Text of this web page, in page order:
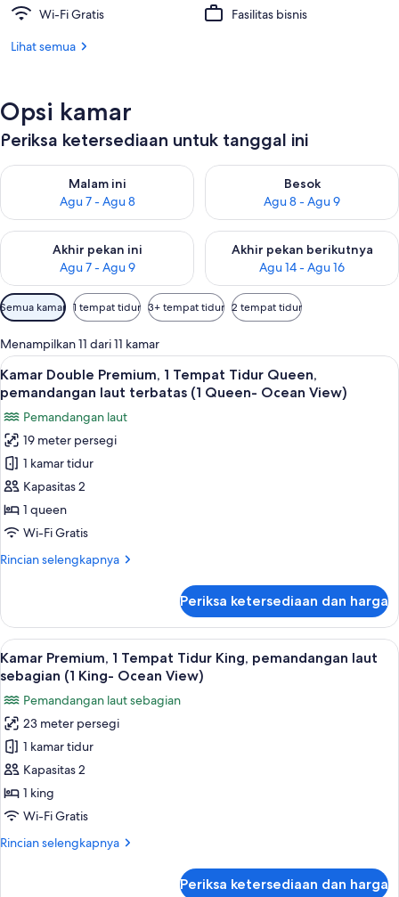
Eksterior
Wi-Fi Gratis
Fasilitas bisnis
Lihat semua
Opsi kamar
Periksa ketersediaan untuk tanggal ini
Malam ini
Agu 7 - Agu 8
Periksa ketersediaan untuk malam ini Agu 7 - Agu 8
Besok
Agu 8 - Agu 9
Periksa ketersediaan untuk
Akhir pekan ini
Agu 7 - Agu 9
Periksa ketersediaan untuk akhir pekan ini Agu 7 - Agu 9
Akhir pekan berikutnya
Agu 14 - Agu 16
Periksa ketersediaan untuk
Filter
tersedia
untuk
kamar
Semua kamar 1 tempat tidur 3+ tempat tidur 2 tempat tidur
Menampilkan 11 dari 11 kamar
Lihat
semua
foto
untuk
Kamar
Double
Premium,
1
Tempat
Queen,
terbatas
(1
Queen-
Ocean
View)
Kamar Double Premium, 1 Tempat
4
Kamar Double Premium, 1 Tempat Tidur Queen,
pemandangan laut terbatas (1 Queen- Ocean View)
Pemandangan laut
19 meter persegi
1 kamar tidur
Kapasitas 2
1 queen
Wi-Fi Gratis
Rincian selengkapnya
Rincian
Kamar
Double
Premium,
1
Tempat
Tidur
Queen,
pemandangan
laut
terbatas
Queen-
Ocean
Periksa ketersediaan dan harga
Lihat
semua
foto
untuk
Kamar
Premium,
1
Tempat
Tidur
pemandangan
Kamar Premium, 1 Tempat Tidur
3
Kamar Premium, 1 Tempat Tidur King, pemandangan laut
sebagian (1 King- Ocean View)
Pemandangan laut sebagian
23 meter persegi
1 kamar tidur
Kapasitas 2
1 king
Wi-Fi Gratis
Rincian selengkapnya
Rincian
Periksa ketersediaan dan harga